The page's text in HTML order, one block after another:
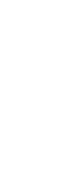
der Kinder?